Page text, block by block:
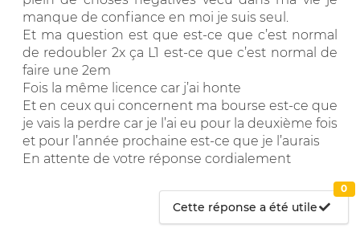
manque de confiance en moi je suis seul.
Et ma question est que est-ce que c’est normal
de redoubler 2x ça L1 est-ce que c’est normal de
faire une 2em
Fois la même licence car j’ai honte
Et en ceux qui concernent ma bourse est-ce que
je vais la perdre car je l’ai eu pour la deuxième fois
et pour l’année prochaine est-ce que je l’aurais
En attente de votre réponse cordialement
Cette réponse a été utile
0